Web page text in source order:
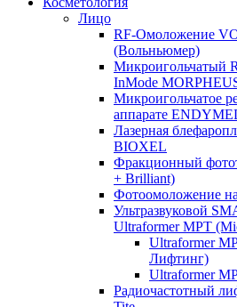
Лицо
RF-Омоложение
(Вольньюмер)
Микроигольчатый
InMode
Микроигольчатое
аппарате
Лазерная
BIOXEL
Фракционный
+ Brilliant)
Фотоомоложение
Ультразвуковой
Ultraformer MPT
Ultraformer
Лифтинг)
Ultraformer
Радиочастотный